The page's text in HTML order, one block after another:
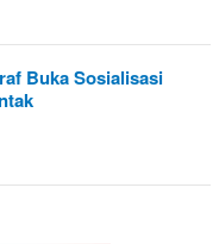
Buka Sosialisasi